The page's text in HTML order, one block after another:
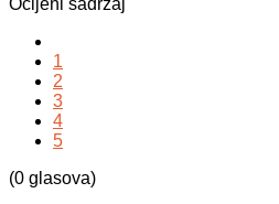
Ocijeni sadržaj
1
2
3
4
5
(0 glasova)